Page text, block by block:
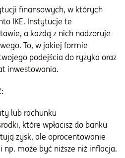
finansowych, w których
IKE. Instytucje te
a każdą z nich nadzoruje
To, w jakiej formie
podejścia do ryzyka oraz
inwestowania.
lub rachunku
które wpłacisz do banku
zysk, ale oprocentowanie
np. może być niższe niż inflacja.